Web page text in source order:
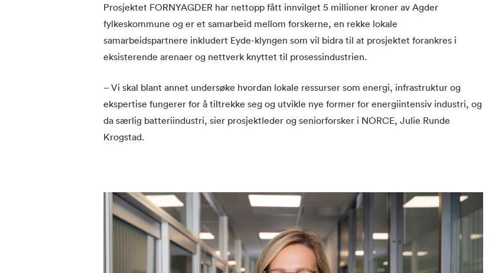
Prosjektet FORNYAGDER har nettopp fått innvilget 5 millioner kroner av Agder
fylkeskommune og er et samarbeid mellom forskerne, en rekke lokale
samarbeidspartnere inkludert Eyde-klyngen som vil bidra til at prosjektet forankres i
eksisterende arenaer og nettverk knyttet til prosessindustrien.
– Vi skal blant annet undersøke hvordan lokale ressurser som energi, infrastruktur og
ekspertise fungerer for å tiltrekke seg og utvikle nye former for energiintensiv industri, og
da særlig batteriindustri, sier prosjektleder og seniorforsker i NORCE, Julie Runde
Krogstad.